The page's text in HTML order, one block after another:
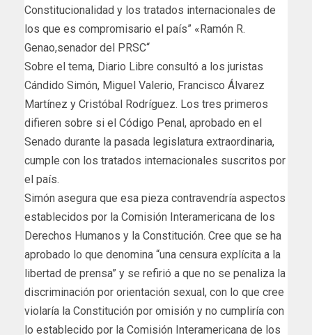
Constitucionalidad y los tratados internacionales de
los que es compromisario el país” «Ramón R.
Genao,senador del PRSC“
Sobre el tema, Diario Libre consultó a los juristas
Cándido Simón, Miguel Valerio, Francisco Álvarez
Martínez y Cristóbal Rodríguez. Los tres primeros
difieren sobre si el Código Penal, aprobado en el
Senado durante la pasada legislatura extraordinaria,
cumple con los tratados internacionales suscritos por
el país.
Simón asegura que esa pieza contravendría aspectos
establecidos por la Comisión Interamericana de los
Derechos Humanos y la Constitución. Cree que se ha
aprobado lo que denomina “una censura explícita a la
libertad de prensa” y se refirió a que no se penaliza la
discriminación por orientación sexual, con lo que cree
violaría la Constitución por omisión y no cumpliría con
lo establecido por la Comisión Interamericana de los